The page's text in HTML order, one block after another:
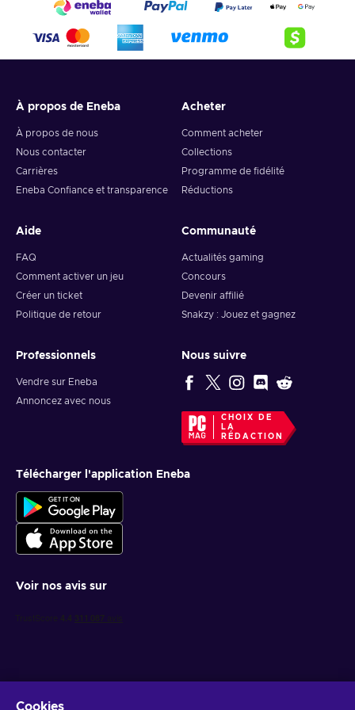
4. Pick the desired crypto between 8 of the most popular
crypto,
5. Enter your wallet address and click on redeem,
Note: You can choose one currency at a time and can only
redeem your whole voucher at once. Once you’ve done that,
you should give it up to 30 minutes for your cryptocurrency
to arrive in your wallet. After that, you can use your new
À propos de Eneba
À propos de nous
Nous contacter
Carrières
Eneba Confiance et transparence
Acheter
Comment acheter
Collections
Programme de fidélité
Réductions
Aide
FAQ
Comment activer un jeu
Créer un ticket
Politique de retour
Communauté
Actualités gaming
Concours
Devenir affilié
Snakzy : Jouez et gagnez
Professionnels
Vendre sur Eneba
Annoncez avec nous
Nous suivre
CHOIX DE
LA
RÉDACTION
Télécharger l'application Eneba
Voir nos avis sur
Cookies